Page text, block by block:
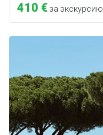
410 €за экскурсию